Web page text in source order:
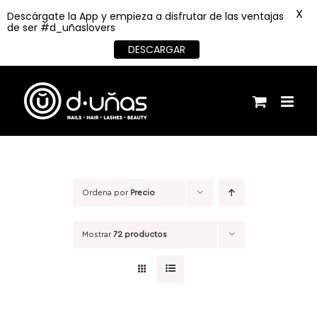
contenido
Ordena por Precio
Mostrar72 productos
Descárgate la App y empieza a disfrutar de las ventajas
de ser #d_uñaslovers
DESCARGAR
X